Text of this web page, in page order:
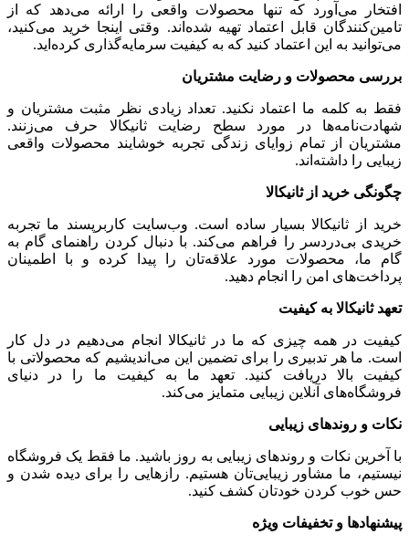
افتخار می‌آورد که تنها محصولات واقعی را ارائه می‌دهد که از
تامین‌کنندگان قابل اعتماد تهیه شده‌اند. وقتی اینجا خرید می‌کنید،
می‌توانید به این اعتماد کنید که به کیفیت سرمایه‌گذاری کرده‌اید.
بررسی محصولات و رضایت مشتریان
فقط به کلمه ما اعتماد نکنید. تعداد زیادی نظر مثبت مشتریان و
شهادت‌نامه‌ها در مورد سطح رضایت ثانیکالا حرف می‌زنند.
مشتریان از تمام زوایای زندگی تجربه خوشایند محصولات واقعی
زیبایی را داشته‌اند.
چگونگی خرید از ثانیکالا
خرید از ثانیکالا بسیار ساده است. وب‌سایت کاربرپسند ما تجربه
خریدی بی‌دردسر را فراهم می‌کند. با دنبال کردن راهنمای گام به
گام ما، محصولات مورد علاقه‌تان را پیدا کرده و با اطمینان
پرداخت‌های امن را انجام دهید.
تعهد ثانیکالا به کیفیت
کیفیت در همه چیزی که ما در ثانیکالا انجام می‌دهیم در دل کار
است. ما هر تدبیری را برای تضمین این می‌اندیشیم که محصولاتی با
کیفیت بالا دریافت کنید. تعهد ما به کیفیت ما را در دنیای
فروشگاه‌های آنلاین زیبایی متمایز می‌کند.
نکات و روندهای زیبایی
با آخرین نکات و روندهای زیبایی به روز باشید. ما فقط یک فروشگاه
نیستیم، ما مشاور زیبایی‌تان هستیم. رازهایی را برای دیده شدن و
حس خوب کردن خودتان کشف کنید.
پیشنهادها و تخفیفات ویژه